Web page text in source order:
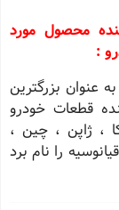
محصول مورد
:
عنوان بزرگترین
قطعات خودرو
، ژاپن ، چین ،
را نام برد